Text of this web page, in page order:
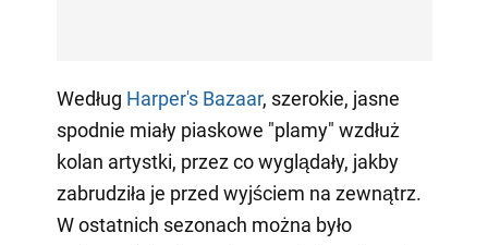
Według Harper's Bazaar, szerokie, jasne
spodnie miały piaskowe "plamy" wzdłuż
kolan artystki, przez co wyglądały, jakby
zabrudziła je przed wyjściem na zewnątrz.
W ostatnich sezonach można było